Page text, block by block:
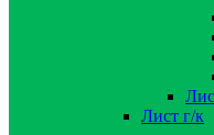
Лист г/к